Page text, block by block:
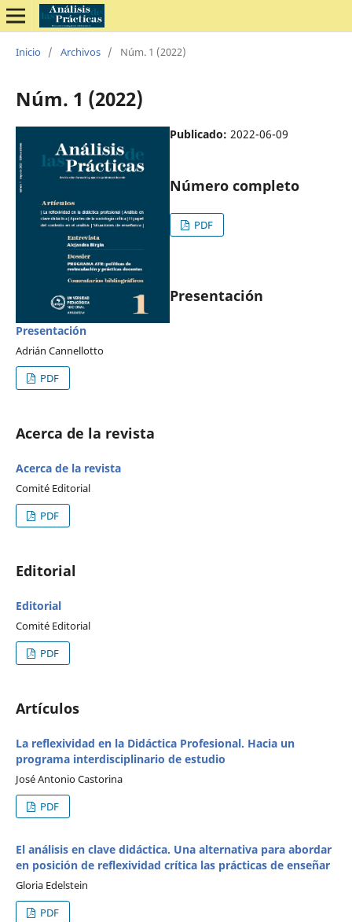
Inicio / Archivos / Núm. 1 (2022)
Núm. 1 (2022)
Publicado: 2022-06-09
Número completo
PDF
Presentación
Presentación
Adrián Cannellotto
PDF
Acerca de la revista
Acerca de la revista
Comité Editorial
PDF
Editorial
Editorial
Comité Editorial
PDF
Artículos
La reflexividad en la Didáctica Profesional. Hacia un
programa interdisciplinario de estudio
José Antonio Castorina
PDF
El análisis en clave didáctica. Una alternativa para abordar
en posición de reflexividad crítica las prácticas de enseñar
Gloria Edelstein
PDF